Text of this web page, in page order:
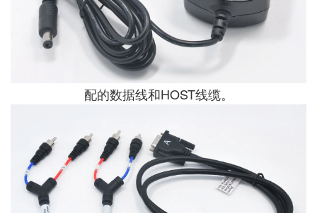
配的数据线和HOST线缆。